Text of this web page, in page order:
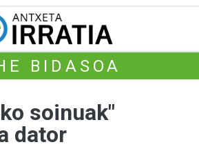
BIDASOA
soinuak"
dator